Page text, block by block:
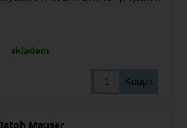
skladem
Mauser